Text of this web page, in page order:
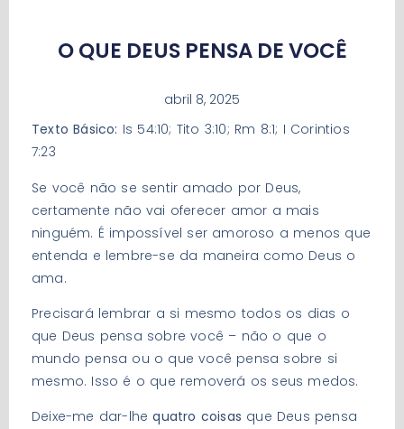
O QUE DEUS PENSA DE VOCÊ
abril 8, 2025
Texto Básico: Is 54:10; Tito 3:10; Rm 8:1; I Corintios
7:23
Se você não se sentir amado por Deus,
certamente não vai oferecer amor a mais
ninguém. É impossível ser amoroso a menos que
entenda e lembre-se da maneira como Deus o
ama.
Precisará lembrar a si mesmo todos os dias o
que Deus pensa sobre você – não o que o
mundo pensa ou o que você pensa sobre si
mesmo. Isso é o que removerá os seus medos.
Deixe-me dar-lhequatro coisas que Deus pensa